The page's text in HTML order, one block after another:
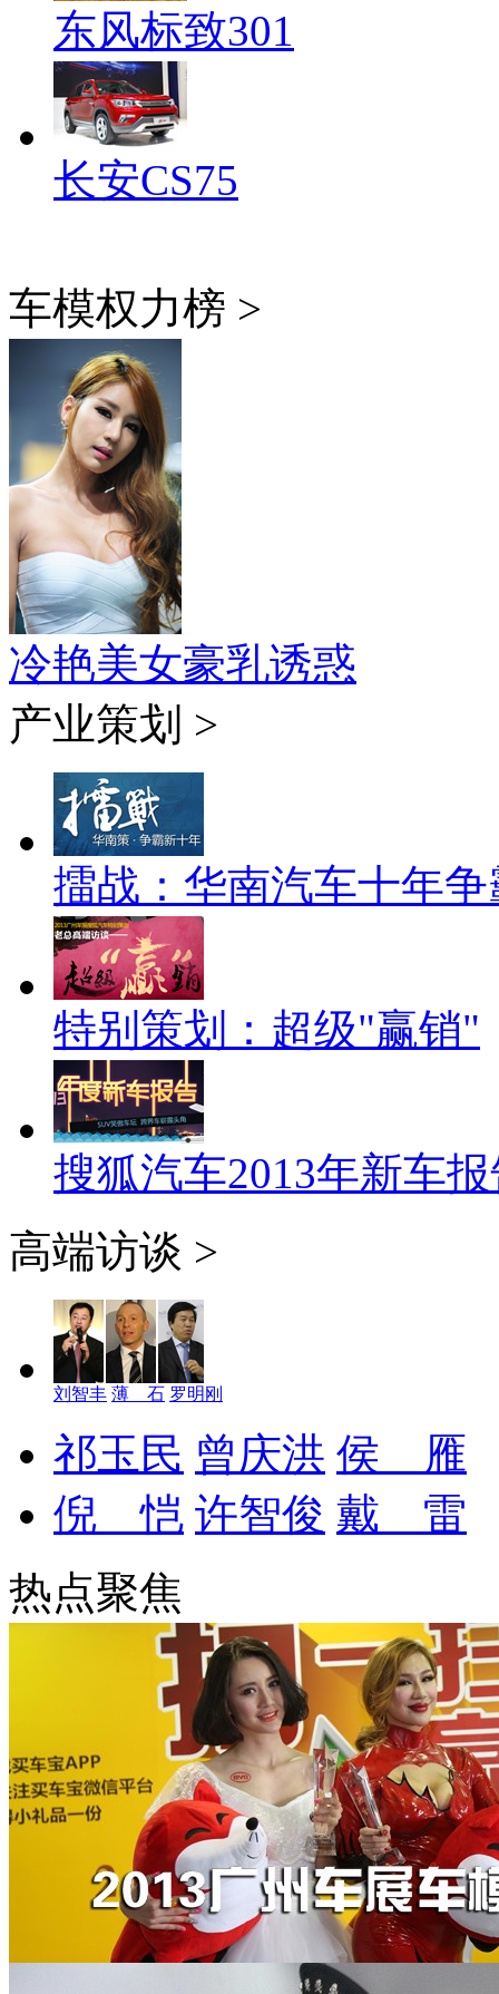
东风标致301
长安CS75
车模权力榜 >
冷艳美女豪乳诱惑
产业策划 >
擂战：华南汽车十年争
特别策划：超级"赢销"
搜狐汽车2013年新车
高端访谈 >
刘智丰 薄 石 罗明刚
祁玉民 曾庆洪 侯 雁
倪 恺 许智俊 戴 雷
热点聚焦